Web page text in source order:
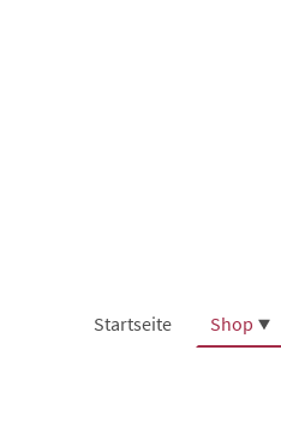
Startseite Shop